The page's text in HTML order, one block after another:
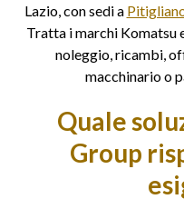
Lazio, con sedi a
Tratta i marchi Komatsu
noleggio, ricambi,
macchinario o
Quale
Group